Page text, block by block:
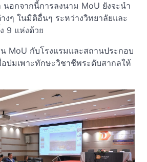
นอกจากนี้การลงนาม MoU ยังจะนำ
งๆ ในมิติอื่นๆ ระหว่างวิทยาลัยและ
9 แห่งด้วย
MoU กับโรงแรมและสถานประกอบ
บ่มเพาะทักษะวิชาชีพระดับสากลให้